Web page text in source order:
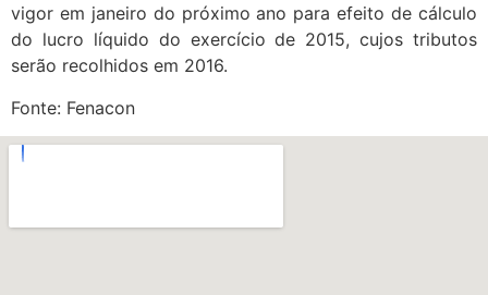
vigor em janeiro do próximo ano para efeito de cálculo
do lucro líquido do exercício de 2015, cujos tributos
serão recolhidos em 2016.
Fonte: Fenacon